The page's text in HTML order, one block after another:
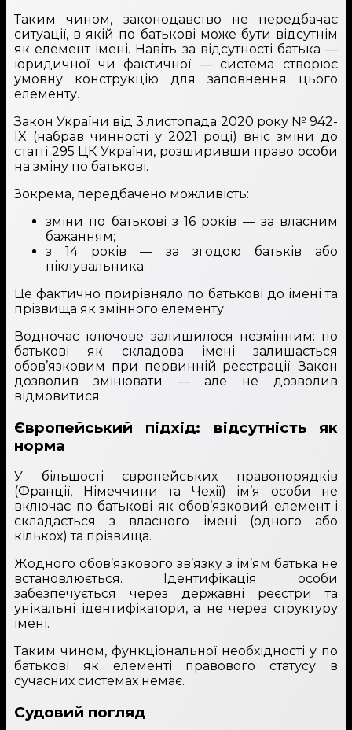
Таким чином, законодавство не передбачає
ситуації, в якій по батькові може бути відсутнім
як елемент імені. Навіть за відсутності батька —
юридичної чи фактичної — система створює
умовну конструкцію для заповнення цього
елементу.
Закон України від 3 листопада 2020 року № 942-
IX (набрав чинності у 2021 році) вніс зміни до
статті 295 ЦК України, розширивши право особи
на зміну по батькові.
Зокрема, передбачено можливість:
зміни по батькові з 16 років — за власним
бажанням;
з 14 років — за згодою батьків або
піклувальника.
Це фактично прирівняло по батькові до імені та
прізвища як змінного елементу.
Водночас ключове залишилося незмінним: по
батькові як складова імені залишається
обов’язковим при первинній реєстрації. Закон
дозволив змінювати — але не дозволив
відмовитися.
Європейський підхід: відсутність як
норма
У більшості європейських правопорядків
(Франції, Німеччини та Чехії) ім’я особи не
включає по батькові як обов’язковий елемент і
складається з власного імені (одного або
кількох) та прізвища.
Жодного обов’язкового зв’язку з ім’ям батька не
встановлюється. Ідентифікація особи
забезпечується через державні реєстри та
унікальні ідентифікатори, а не через структуру
імені.
Таким чином, функціональної необхідності у по
батькові як елементі правового статусу в
сучасних системах немає.
Судовий погляд